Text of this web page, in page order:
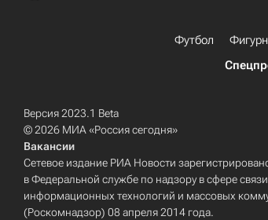
Футбол
Версия 2023.1 Beta
© 2026 МИА «Россия сегодня»
Вакансии
Сетевое издание РИА Новости
в Федеральной службе по надзору в сфере
информационных технологий и массовых
(Роскомнадзор) 08 апреля 2014 года.